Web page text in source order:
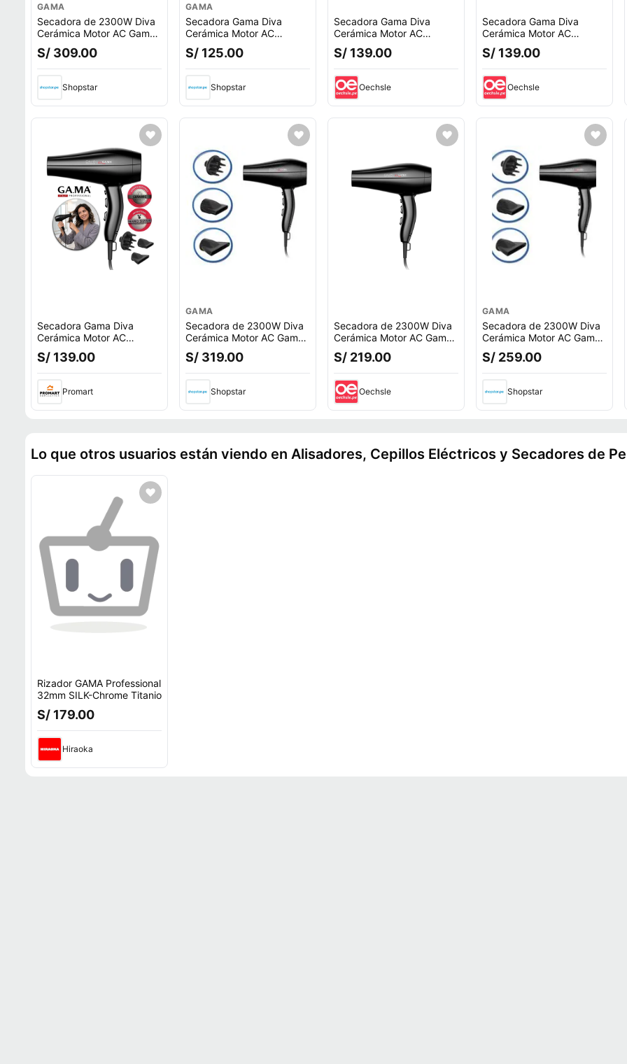
GAMA
Secadora de 2300W Diva
Cerámica Motor AC Gama
BECHD0000001825 - 3
temperaturas !OFERTA!
S/ 309.00
Shopstar
GAMA
Secadora Gama Diva
Cerámica Motor AC
2300W
BECHD0000001825
S/ 125.00
Shopstar
Secadora Gama Diva
Cerámica Motor AC
2300W
BECHD0000001825
S/ 139.00
Oechsle
Secadora Gama Diva
Cerámica Motor AC
2300W
BECHD0000001825
S/ 139.00
Oechsle
Secadora Gama Diva
Cerámica Motor AC
2300W
BECHD0000001825
S/ 139.00
Promart
GAMA
Secadora de 2300W Diva
Cerámica Motor AC Gama
BECHD0000001825 -
Motor AC OFERTA!
S/ 319.00
Shopstar
Secadora de 2300W Diva
Cerámica Motor AC Gama
BECHD0000001825
S/ 219.00
Oechsle
GAMA
Secadora de 2300W Diva
Cerámica Motor AC Gama
BECHD0000001825 -
OFERTA!
S/ 259.00
Shopstar
Lo que otros usuarios están viendo en Alisadores, Cepillos Eléctricos y Secadores de
Rizador GAMA Professional
32mm SILK-Chrome Titanio
S/ 179.00
Hiraoka